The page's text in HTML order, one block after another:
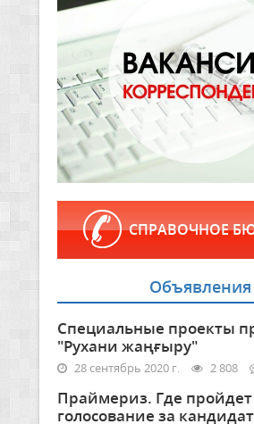
СПРАВОЧНОЕ
Объявления
Специальные проекты
"Рухани жаңғыру"
28 сентябрь 2020 г. 2 808
Праймериз. Где пройдет
голосование за